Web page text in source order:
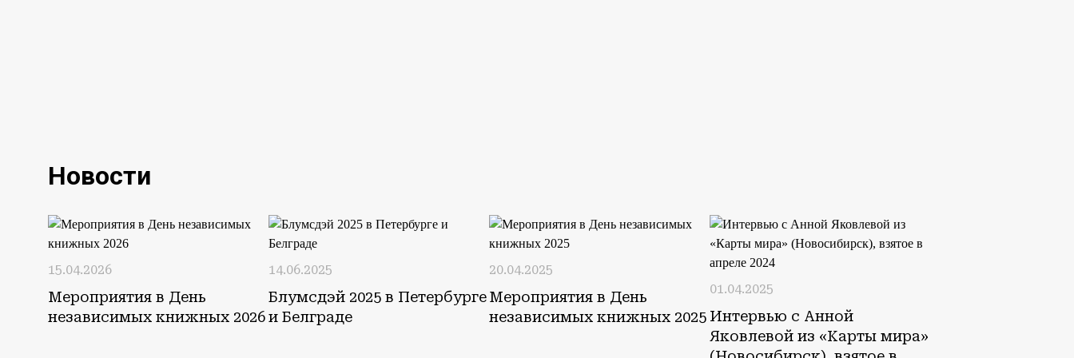
Новости
15.04.2026
Мероприятия в День
независимых книжных 2026
14.06.2025
Блумсдэй 2025 в Петербурге
и Белграде
20.04.2025
Мероприятия в День
независимых книжных 2025
01.04.2025
Интервью с Анной
Яковлевой из «Карты мира»